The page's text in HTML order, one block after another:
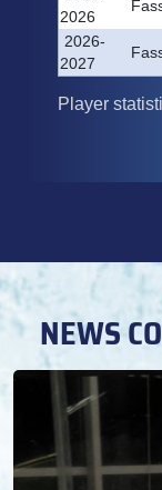
NEWS